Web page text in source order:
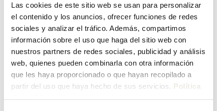
Las cookies de este sitio web se usan para personalizar
el contenido y los anuncios, ofrecer funciones de redes
sociales y analizar el tráfico. Además, compartimos
información sobre el uso que haga del sitio web con
nuestros partners de redes sociales, publicidad y análisis
web, quienes pueden combinarla con otra información
que les haya proporcionado o que hayan recopilado a
partir del uso que haya hecho de sus servicios. Política
¿Has olvidado tu contraseña?